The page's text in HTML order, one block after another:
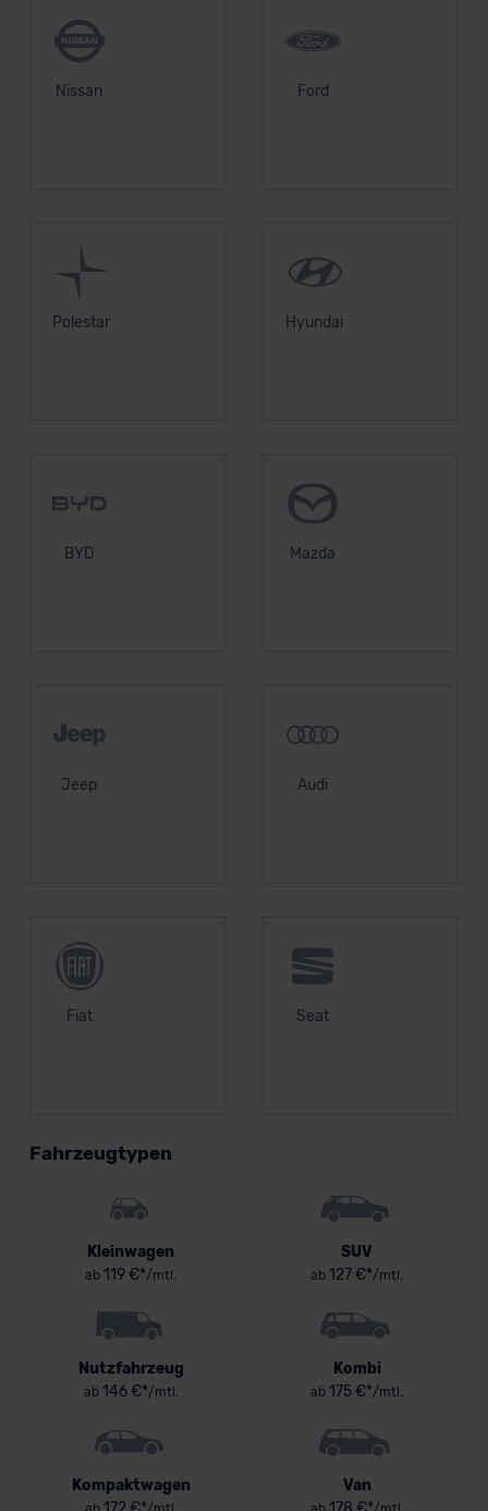
Nissan Ford
Polestar Hyundai
BYD Mazda
Jeep Audi
Fiat Seat
Fahrzeugtypen
Kleinwagen
ab 119 €*/mtl.
SUV
ab 127 €*/mtl.
Nutzfahrzeug
ab146 €*/mtl.
Kombi
ab 175 €*/mtl.
Kompaktwagen Van